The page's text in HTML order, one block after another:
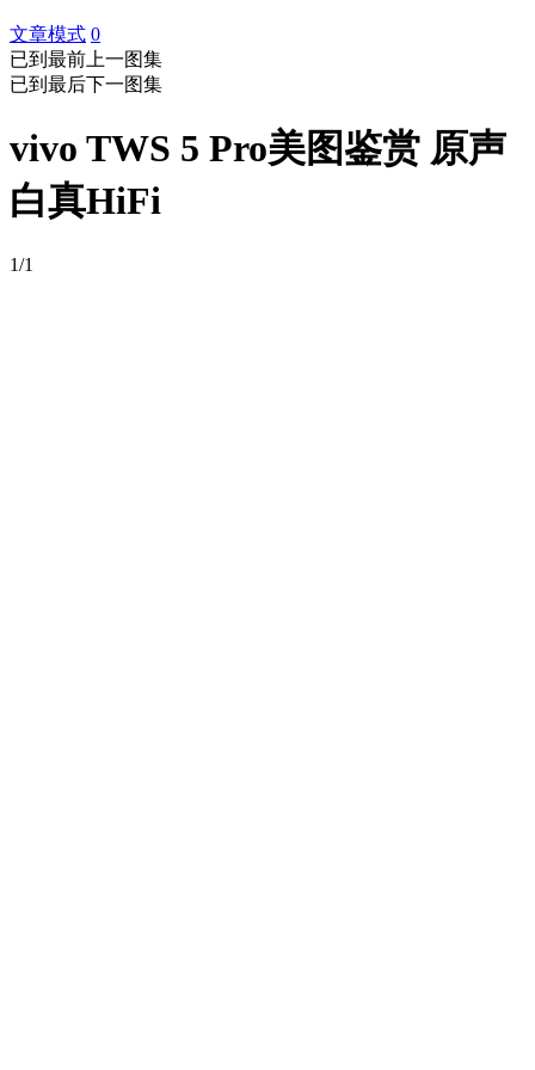
文章模式 0
已到最前 上一图集
已到最后下一图集
vivo TWS 5 Pro美图鉴赏 原声
白真HiFi
1/1